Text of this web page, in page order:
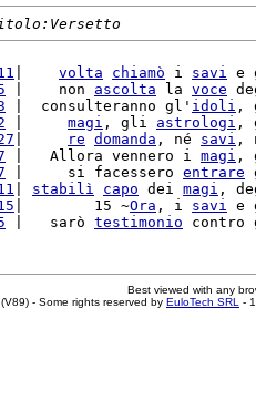
volta chiamò i savi e
|    non ascolta la voce
|  consulteranno gl' idoli ,
magi , gli astrologi ,
re domanda , né savi ,
|   Allora vennero i magi ,
|     si facessero entrare
stabilì capo dei magi ,
|        15 ~Ora , i savi e
|   sarò testimonio contro
Best viewed with any
- Some rights reserved by EuloTech SRL -